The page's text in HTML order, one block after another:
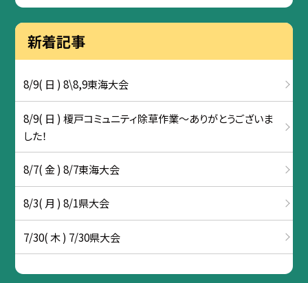
新着記事
8/9( 日 ) 8\8,9東海大会
8/9( 日 ) 榎戸コミュニティ除草作業～ありがとうございま
した！
8/7( 金 ) 8/7東海大会
8/3( 月 ) 8/1県大会
7/30( 木 ) 7/30県大会